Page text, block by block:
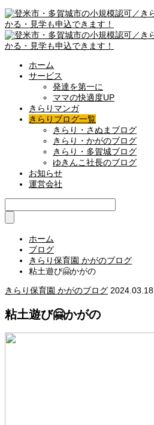
ホーム
サービス
発達を第一に
ママの快適度UP
きらりマンガ
きらりブログ一覧
きらり・さぬまブログ
きらり・かがのブログ
きらり・多賀城ブログ
ゆきんこ社長のブログ
お知らせ
運営会社
ホーム
ブログ
きらり保育園 かがのブログ
粘土遊び🤗かがの
きらり保育園 かがのブログ 2024.03.18
粘土遊び🤗かがの